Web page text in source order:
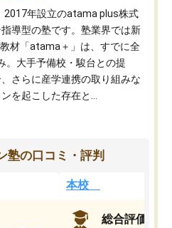
2017年設立のatama plus株式
導型の塾です。塾業界では新
材「atama＋」は、すでに全
。大手予備校・駿台との提
さらに産学連携の取り組みな
を起こした存在と...
塾の口コミ・評判
本校
総合評価